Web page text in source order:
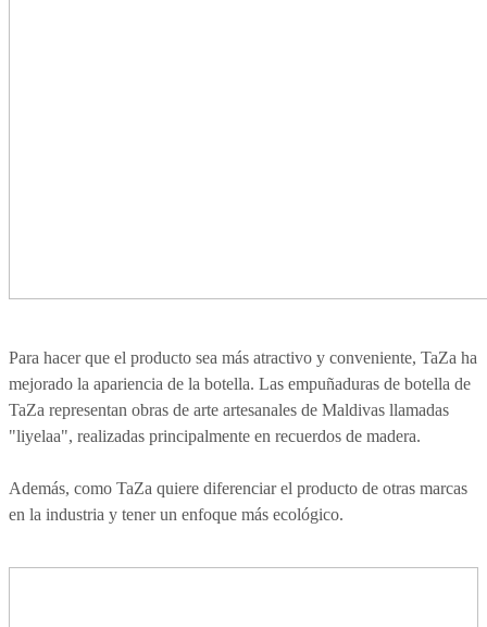
Para hacer que el producto sea más atractivo y conveniente, TaZa ha
mejorado la apariencia de la botella. Las empuñaduras de botella de
TaZa representan obras de arte artesanales de Maldivas llamadas
"liyelaa", realizadas principalmente en recuerdos de madera.
Además, como TaZa quiere diferenciar el producto de otras marcas
en la industria y tener un enfoque más ecológico.